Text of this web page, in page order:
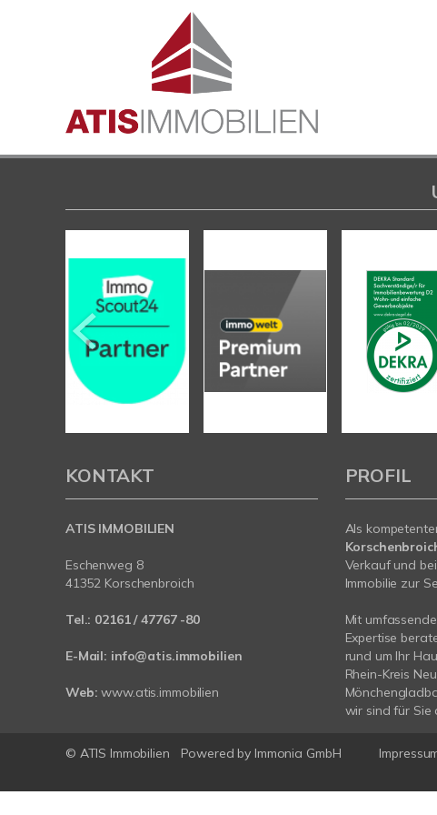
KONTAKT
ATIS IMMOBILIEN
Eschenweg 8
41352 Korschenbroich
Tel.: 02161 / 47767 -80
E-Mail: info@atis.immobilien
Web: www.atis.immobilien
PROFIL
Als
Verkauf und
Immobilie zur
Mit
Expertise
rund um Ihr
Rhein-Kreis
wir sind für Sie
© ATIS Immobilien Powered by Immonia GmbH